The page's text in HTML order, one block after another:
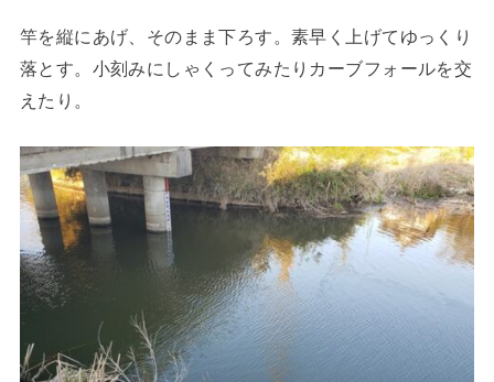
竿を縦にあげ、そのまま下ろす。素早く上げてゆっくり
落とす。小刻みにしゃくってみたりカーブフォールを交
えたり。